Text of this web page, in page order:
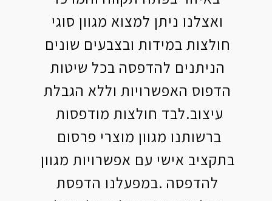
ואצלנו ניתן למצוא מגוון סוגי
חולצות במידות ובצבעים שונים
הניתנים להדפסה בכל שיטות
הדפוס האפשרויות וללא הגבלת
עיצוב.לבד חולצות מודפסות
ברשותנו מגוון מוצרי פרסום
בתקציב אישי עם אפשרויות מגוון
להדפסה .במפעלנו הדפסת